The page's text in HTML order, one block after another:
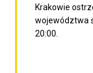
Krakowie
województwa
20:00.
porzpedniego